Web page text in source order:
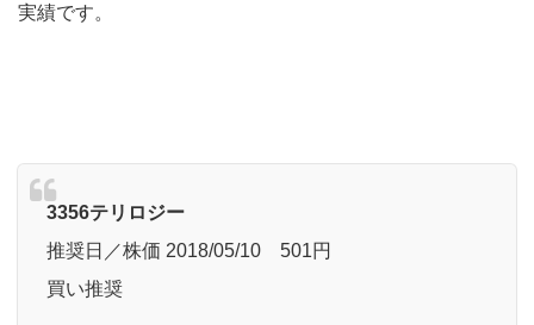
実績です。
3356テリロジー
推奨日／株価 2018/05/10 501円
買い推奨